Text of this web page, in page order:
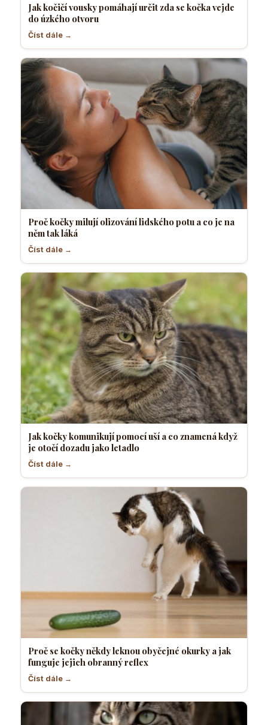
Jak kočičí vousky pomáhají určit zda se kočka vejde
do úzkého otvoru
Číst dále →
Proč kočky milují olizování lidského potu a co je na
něm tak láká
Číst dále →
Jak kočky komunikují pomocí uší a co znamená když
je otočí dozadu jako letadlo
Číst dále →
Proč se kočky někdy leknou obyčejné okurky a jak
funguje jejich obranný reflex
Číst dále →